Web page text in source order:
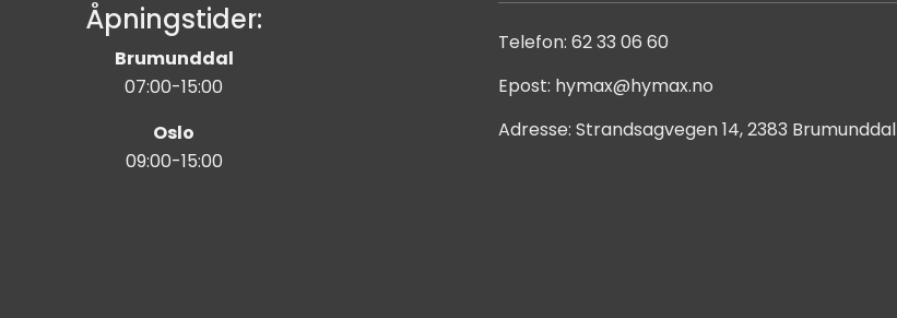
Åpningstider:
Brumunddal
07:00-15:00
Oslo
09:00-15:00
Telefon: 62 33 06 60
Epost: hymax@hymax.no
Adresse: Strandsagvegen 14, 2383 Brumunddal